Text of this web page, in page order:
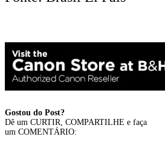
Gostou do Post?
Dê um CURTIR, COMPARTILHE e faça
um COMENTÁRIO: